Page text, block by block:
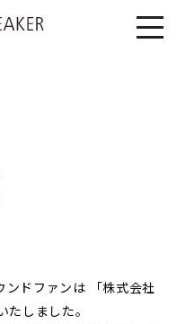
ドファンは 「株式会社
しました。